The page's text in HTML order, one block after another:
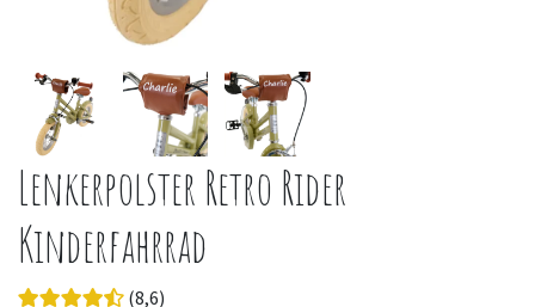
Lenkerpolster Retro Rider
Kinderfahrrad
(8,6)